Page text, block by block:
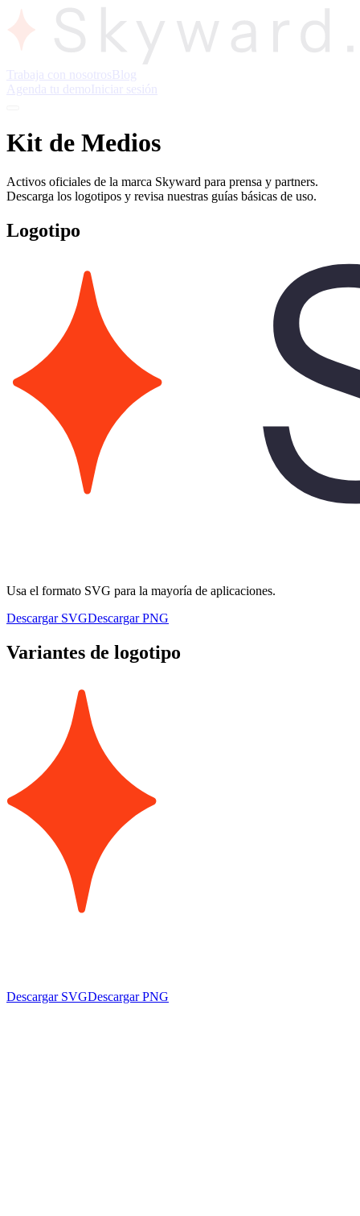
Trabaja con nosotrosBlog
Agenda tu demoIniciar sesión
Kit de Medios
Activos oficiales de la marca Skyward para prensa y partners.
Descarga los logotipos y revisa nuestras guías básicas de uso.
Logotipo
Usa el formato SVG para la mayoría de aplicaciones.
Descargar SVGDescargar PNG
Variantes de logotipo
Descargar SVGDescargar PNG